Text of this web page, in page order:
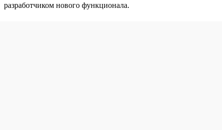
разработчиком нового функционала.